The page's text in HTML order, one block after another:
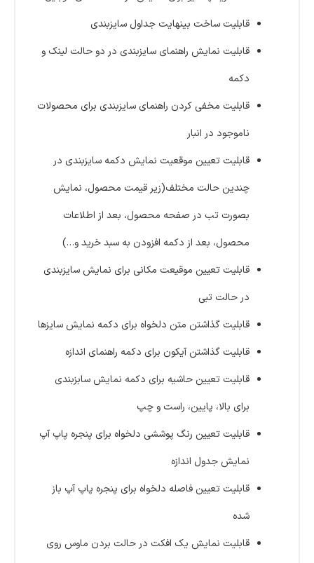
قابلیت ساخت بینهایت جداول سایزبندی
قابلیت نمایش راهنمای سایزبندی در دو حالت لینک و
دکمه
قابلیت مخفی کردن راهنمای سایزبندی برای محصولات
ناموجود در انبار
قابلیت تعیین موقعیت نمایش دکمه سایزبندی در
چندین حالت مختلف(زیر قیمت محصول، نمایش
بصورت تب در صفحه محصول، بعد از اطلاعات
محصول، بعد از دکمه افزودن به سبد خرید و…)
قابلیت تعیین موقیعت مکانی برای نمایش سایزبندی
در حالت تبی
قابلیت گذاشتن متن دلخواه برای دکمه نمایش سایزها
قابلیت گذاشتن آیکون برای دکمه راهنمای اندازه
قابلیت تعیین حاشیه برای دکمه نمایش سابزبندی
برای بالا، پایین، راست و چپ
قابلیت تعیین رنگ پوششی دلخواه برای پنجره پاپ آپ
نمایش جدول اندازه
قابلیت تعیین فاصله دلخواه برای پنجره پاپ آپ باز
شده
قابلیت نمایش یک افکت در حالت بردن ماوس روی